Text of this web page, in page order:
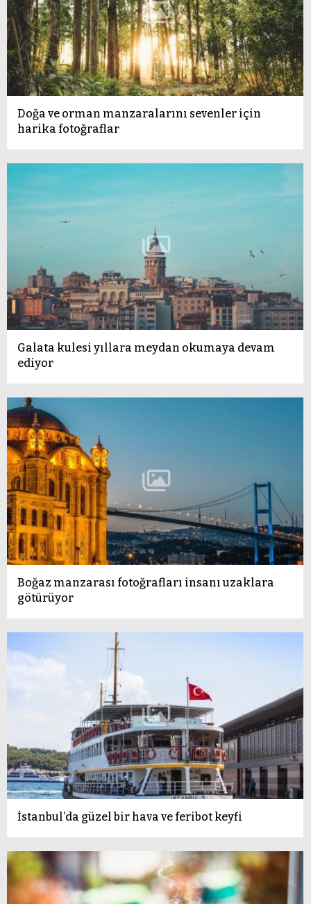
Doğa ve orman manzaralarını sevenler için
harika fotoğraflar
Galata kulesi yıllara meydan okumaya devam
ediyor
Boğaz manzarası fotoğrafları insanı uzaklara
götürüyor
İstanbul’da güzel bir hava ve feribot keyfi